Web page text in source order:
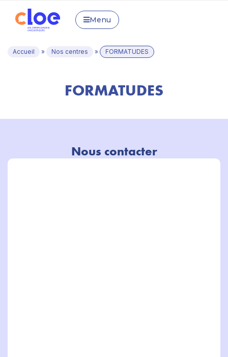
Menu
Accueil » Nos centres » FORMATUDES
FORMATUDES
Nous contacter